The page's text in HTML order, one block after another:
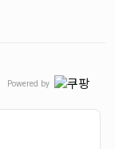
Powered by